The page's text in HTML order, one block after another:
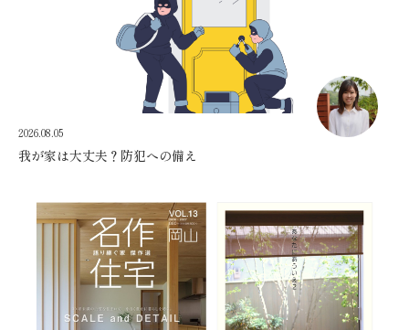
2026.08.05
我が家は大丈夫？防犯への備え